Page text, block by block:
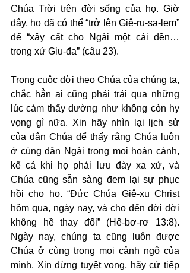
Chúa Trời trên đời sống của họ. Giờ
đây, họ đã có thể “trở lên Giê-ru-sa-lem”
để “xây cất cho Ngài một cái đền…
trong xứ Giu-đa” (câu 23).
Trong cuộc đời theo Chúa của chúng ta,
chắc hẳn ai cũng phải trải qua những
lúc cảm thấy dường như không còn hy
vọng gì nữa. Xin hãy nhìn lại lịch sử
của dân Chúa để thấy rằng Chúa luôn
ở cùng dân Ngài trong mọi hoàn cảnh,
kể cả khi họ phải lưu đày xa xứ, và
Chúa cũng sẵn sàng đem lại sự phục
hồi cho họ. “Đức Chúa Giê-xu Christ
hôm qua, ngày nay, và cho đến đời đời
không hề thay đổi” (Hê-bơ-rơ 13:8).
Ngày nay, chúng ta cũng luôn được
Chúa ở cùng trong mọi cảnh ngộ của
mình. Xin đừng tuyệt vọng, hãy cứ tiếp